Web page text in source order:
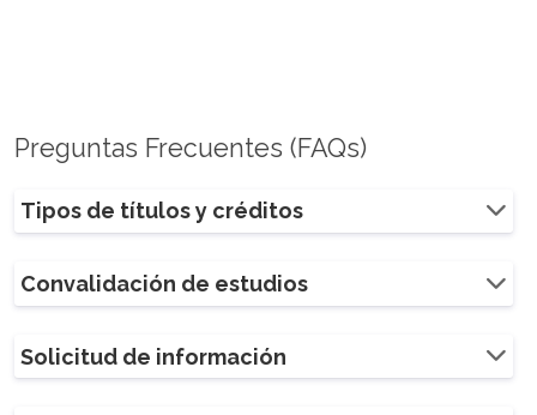
Preguntas Frecuentes (FAQs)
Tipos de títulos y créditos
Convalidación de estudios
Solicitud de información